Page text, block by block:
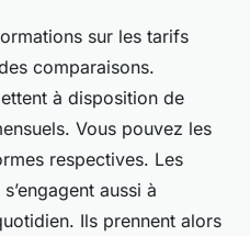
sur les tarifs
comparaisons.
à disposition de
Vous pouvez les
respectives. Les
aussi à
Ils prennent alors